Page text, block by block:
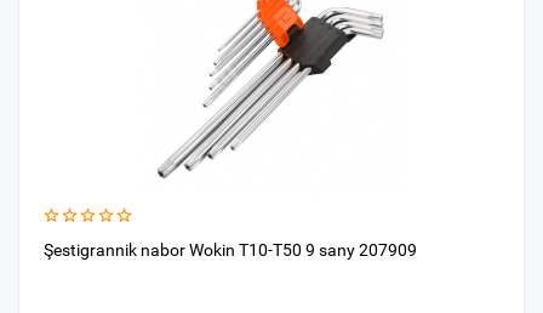
Şestigrannik nabor Wokin T10-T50 9 sany 207909